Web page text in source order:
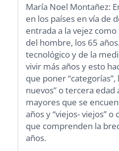
María Noel Montañez:
en los países en vía de
entrada a la vejez
del hombre, los 65
tecnológico y de la
vivir más años y esto
que poner
nuevos” o tercera edad
mayores que se
años y “viejos- viejos” o
que comprenden la
años.